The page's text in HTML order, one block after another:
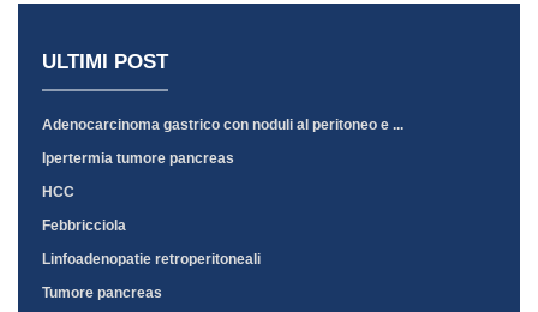
ULTIMI POST
Adenocarcinoma gastrico con noduli al peritoneo e ...
Ipertermia tumore pancreas
HCC
Febbricciola
Linfoadenopatie retroperitoneali
Tumore pancreas